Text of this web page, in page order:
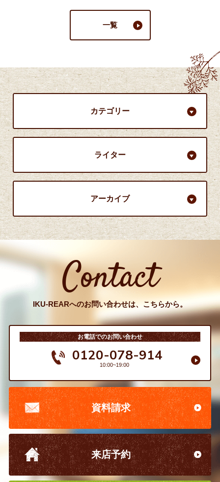
一覧
カテゴリー
ライター
アーカイブ
Contact
IKU-REARへのお問い合わせは、こちらから。
お電話でのお問い合わせ
0120-078-914
10:00~19:00
資料請求
来店予約